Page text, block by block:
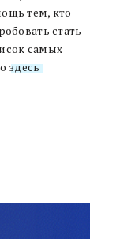
тем, кто
стать
самых
здесь.